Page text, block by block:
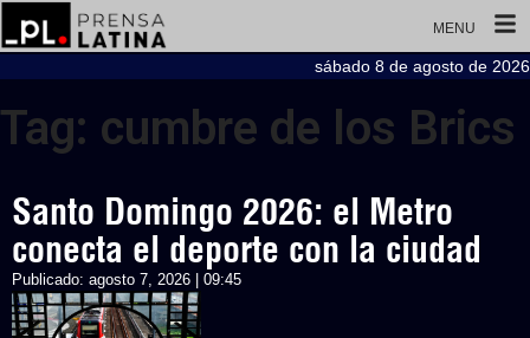
MENU
sábado 8 de agosto de 2026
Tag: cumbre de los Brics
Santo Domingo 2026: el Metro
conecta el deporte con la ciudad
Publicado: agosto 7, 2026 | 09:45